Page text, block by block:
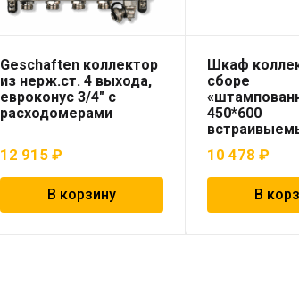
Geschaften коллектор
из нерж.ст. 4 выхода,
евроконус 3/4″ с
расходомерами
12 915₽
В корзину
Шкаф
сборе
450*600
10 478₽
В